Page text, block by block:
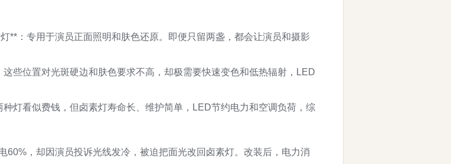
**：专用于演员正面照明和肤色还原。即便只留两盏，都会让演员和摄影
些位置对光斑硬边和肤色要求不高，却极需要快速变色和低热辐射，LED
灯看似费钱，但卤素灯寿命长、维护简单，LED节约电力和空调负荷，综
60%，却因演员投诉光线发冷，被迫把面光改回卤素灯。改装后，电力消